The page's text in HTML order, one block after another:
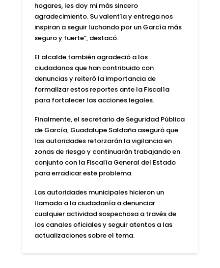
hogares, les doy mi más sincero
agradecimiento. Su valentía y entrega nos
inspiran a seguir luchando por un García más
seguro y fuerte”, destacó.
El alcalde también agradeció a los
ciudadanos que han contribuido con
denuncias y reiteró la importancia de
formalizar estos reportes ante la Fiscalía
para fortalecer las acciones legales.
Finalmente, el secretario de Seguridad Pública
de García, Guadalupe Saldaña aseguró que
las autoridades reforzarán la vigilancia en
zonas de riesgo y continuarán trabajando en
conjunto con la Fiscalía General del Estado
para erradicar este problema.
Las autoridades municipales hicieron un
llamado a la ciudadanía a denunciar
cualquier actividad sospechosa a través de
los canales oficiales y seguir atentos a las
actualizaciones sobre el tema.